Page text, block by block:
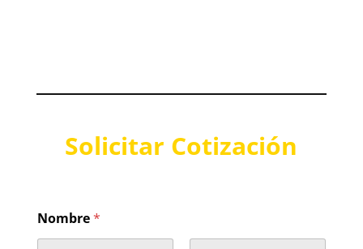
Solicitar Cotización
Nombre*